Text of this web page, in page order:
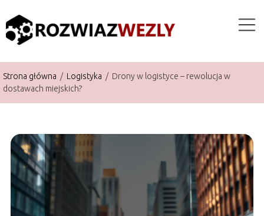
Strona główna / Logistyka / Drony w logistyce – rewolucja w
dostawach miejskich?